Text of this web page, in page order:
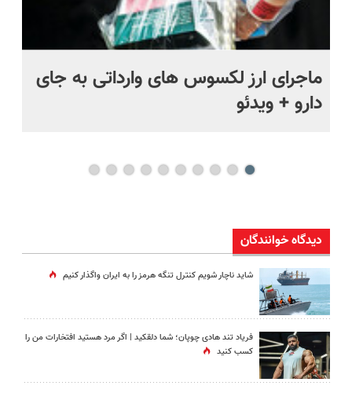
ماجرای ارز لکسوس های وارداتی به جای
دارو + ویدئو
دیدگاه خوانندگان
شاید ناچار شویم کنترل تنگه هرمز را به ایران واگذار کنیم
فریاد تند هادی چوپان؛‌ شما دلقکید | اگر مرد هستید افتخارات من را
کسب کنید